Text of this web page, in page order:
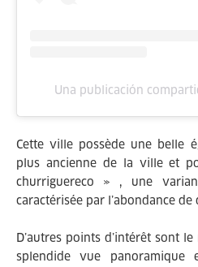
Una publicación
Cette ville possède une belle
plus ancienne de la ville et
churriguereco » , une
caractérisée par l’abondance de
D’autres points d’intérêt sont
splendide vue